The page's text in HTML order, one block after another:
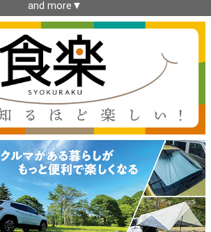
and more▼